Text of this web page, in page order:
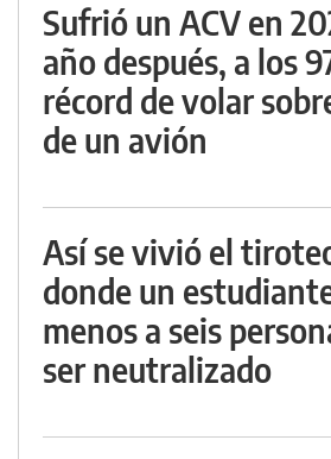
Sufrió un ACV en
año después, a los
récord de volar
de un avión
Así se vivió el
donde un
menos a seis
ser neutralizado